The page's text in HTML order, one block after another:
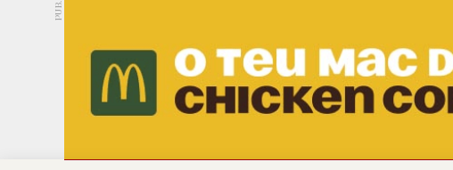
PUB.
Hoje 17ºC 30ºC DMtv Revista